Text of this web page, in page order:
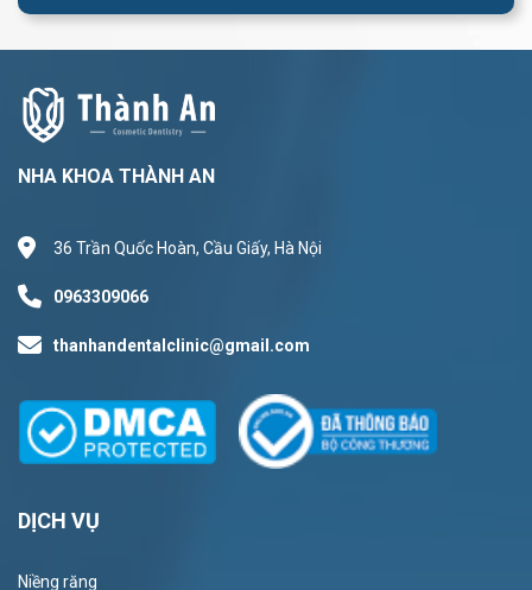
NHA KHOA THÀNH AN
36 Trần Quốc Hoàn, Cầu Giấy, Hà Nội
0963309066
thanhandentalclinic@gmail.com
DỊCH VỤ
Niềng răng